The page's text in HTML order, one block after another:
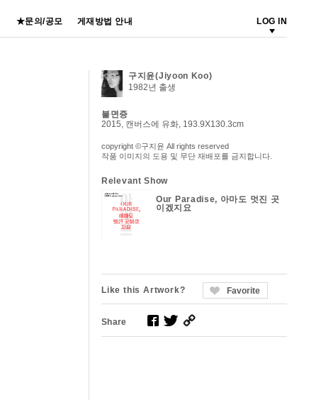
★문의/공모 게재방법 안내 LOG IN
구지윤(Jiyoon Koo)
1982년 출생
불면증
2015, 캔버스에 유화, 193.9X130.3cm
copyright ©구지윤 All rights reserved
작품 이미지의 도용 및 무단 재배포를 금지합니다.
Relevant Show
Our Paradise, 아마도 멋진 곳
이겠지요
Like this Artwork? Favorite
Share